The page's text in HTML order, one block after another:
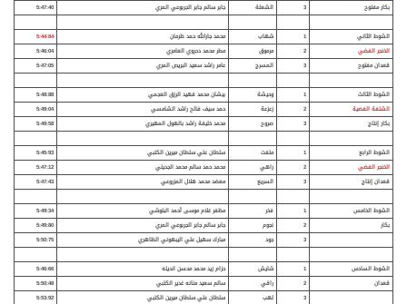
بكار مفتوح
3 الشعلة جابر سالم جابر الجربوعي المري 5:47:40
الشوط الثاني 1 شهاب محمد جارالله حمد ظرمان
5:44:84
الخنجر الفضي
2 مرموق مطر محمد دحروي العامري
5:46:04
قعدان مفتوح
3 المسرج عامر راشد سعيد البريص المري 5:47:05
الشوط الثالث 1 وحيشة بيشان محمد فهيد الرزق العجمي
5:48:88
الشلفة الفضية
2 زعزعة حمد سيف فالح راشد الشامسي
5:49:04
بكار إنتاج
3 صروح محمد خليفة راشد بالهول المهيري 5:49:58
الشوط الرابع 1 ملفت سلطان علي سلطان ميرين الكتبي
5:45:93
الخنجر الفضي
2 راهي محمد حمد سالم محمد الجديلي
5:47:12
قعدان إنتاج
3 السريع معضد محمد هلال المزروعي 5:47:43
الشوط الخامس 1 فخر مظفر غلام موسى أحمد البلوشي
5:49:34
بكار
2 نجوم جابر سالم جابر الجربوعي المري
5:49:80
3
جود مبارك سهيل علي اليبهوني الظاهري 5:50:75
الشوط السادس 1 شايش حزام زيد محمد محسن انديله
5:46:66
قعدان
2 راقي سالم سعيد منانه غدير الكتبي
5:50:48
3
لهب سلطان علي سلطان ميرين الكتبي 5:53:92